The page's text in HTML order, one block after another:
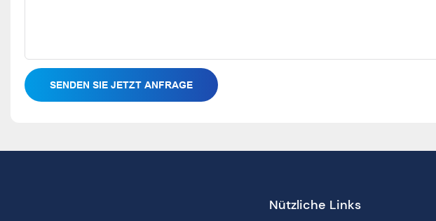
SENDEN SIE JETZT ANFRAGE
Nützliche Links